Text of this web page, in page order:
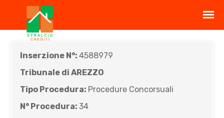
Inserzione N°: 4588979
Tribunale di AREZZO
Tipo Procedura: Procedure Concorsuali
N° Procedura: 34